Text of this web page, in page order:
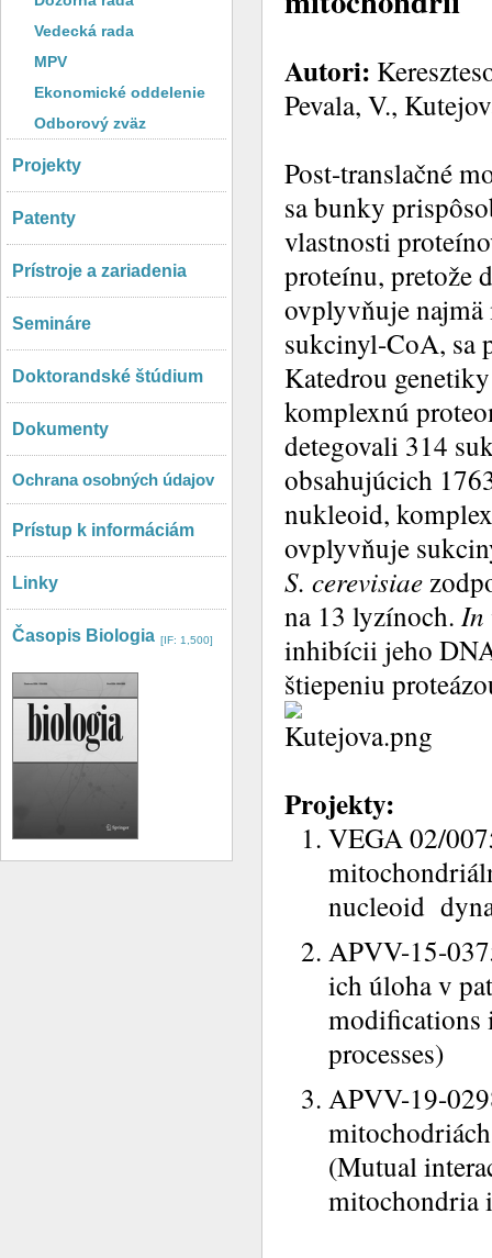
Vedecká rada
MPV
Ekonomické oddelenie
Odborový zväz
Projekty
Patenty
Prístroje a zariadenia
Semináre
Doktorandské štúdium
Dokumenty
Ochrana osobných údajov
Prístup k informáciám
Linky
Časopis Biologia [IF: 1,500]
Autori:
Pevala, V.,
Post-translačné
sa bunky
vlastnosti
proteínu, pretože
ovplyvňuje
sukcinyl-CoA, sa
Katedrou
komplexnú
detegovali 314
obsahujúcich
nukleoid,
ovplyvňuje
S. cerevisiae
na 13 lyzínoch. In
inhibícii jeho
štiepeniu
Projekty:
VEGA 02/
nucleoid
APVV-15-
ich úloha v
modifications
processes)
APVV-19-
(Mutual
mitochondria